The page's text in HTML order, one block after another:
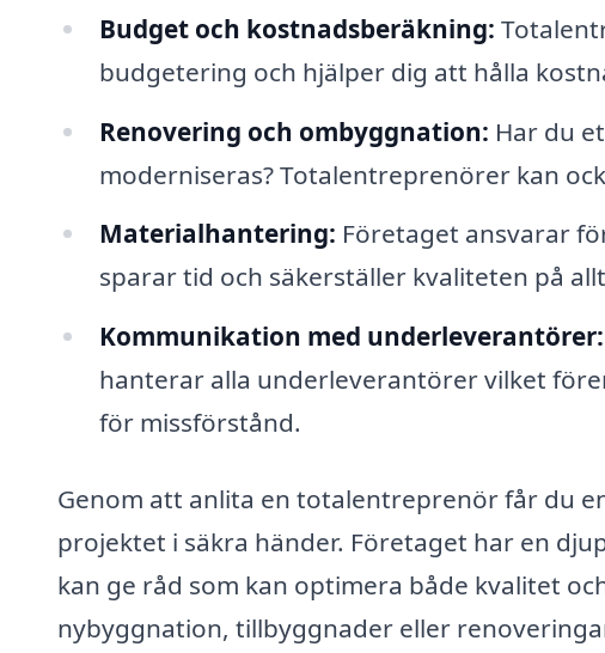
Budget och kostnadsberäkning:
budgetering och hjälper dig att hålla
Renovering och ombyggnation: Har du
moderniseras? Totalentreprenörer kan
Materialhantering: Företaget ansvarar
sparar tid och säkerställer kvaliteten på
Kommunikation med underleverantörer:
hanterar alla underleverantörer vilket
för missförstånd.
Genom att anlita en totalentreprenör får du
projektet i säkra händer. Företaget har en
kan ge råd som kan optimera både kvalitet
nybyggnation, tillbyggnader eller